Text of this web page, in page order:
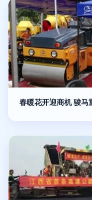
春暖花开迎商机 骏